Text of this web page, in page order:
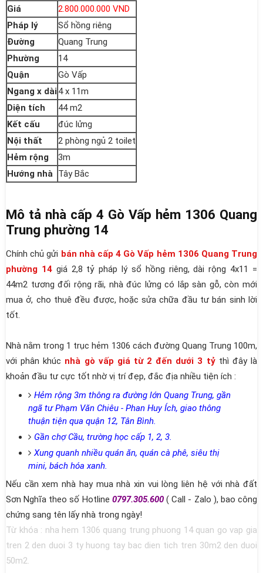
Giá
2.800.000.000 VND
Pháp lý
Sổ hồng riêng
Đường
Quang Trung
Phường
14
Quận
Gò Vấp
Ngang x dài 4 x 11m
Diện tích
44 m2
Kết cấu
đúc lửng
Nội thất
2 phòng ngủ 2 toilet
Hẻm rộng
3m
Hướng nhà Tây Bắc
Mô tả nhà cấp 4 Gò Vấp hẻm 1306 Quang
Trung phường 14
Chính chủ gửi bán nhà cấp 4 Gò Vấp hẻm 1306 Quang Trung
phường 14giá 2,8 tỷ pháp lý sổ hồng riêng, dài rộng 4x11 =
44m2 tương đối rộng rãi, nhà đúc lửng có lắp sàn gỗ, còn mới
mua ở, cho thuê đều được, hoặc sửa chữa đầu tư bán sinh lời
tốt.
Nhà nằm trong 1 trục hẻm 1306 cách đường Quang Trung 100m,
với phân khúc nhà gò vấp giá từ 2 đến dưới 3 tỷthì đây là
khoản đầu tư cực tốt nhờ vị trí đẹp, đắc địa nhiều tiện ích :
Hẻm rộng 3m thông ra đường lớn Quang Trung, gần
ngã tư Phạm Văn Chiêu - Phan Huy Ích, giao thông
thuận tiện qua quận 12, Tân Bình.
Gần chợ Cầu, trường học cấp 1, 2, 3.
Xung quanh nhiều quán ăn, quán cà phê, siêu thị
mini, bách hóa xanh.
Nếu cần xem nhà hay mua nhà xin vui lòng liên hệ với nhà đất
Sơn Nghĩa theo số Hotline 0797.305.600( Call - Zalo ), bao công
chứng sang tên lấy nhà trong ngày!
Từ khóa : nha hem 1306 quang trung phuong 14 quan go vap gia
tren 2 den duoi 3 ty huong tay bac dien tich tren 30m2 den duoi
50m2.